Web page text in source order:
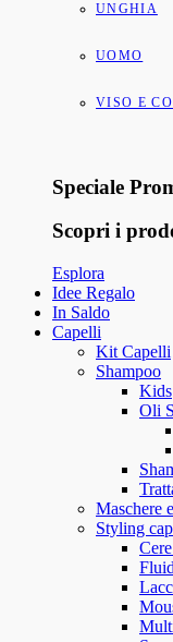
UNGHIA
UOMO
VISO E
Speciale
Scopri i
Esplora
Idee Regalo
In Saldo
Capelli
Kit Capelli
Shampoo
Kids
Oli
Maschere
Styling